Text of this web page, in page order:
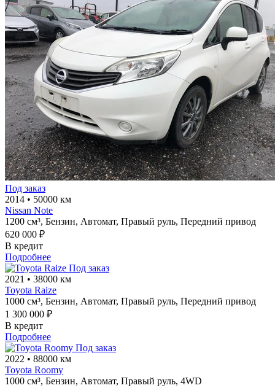
Под заказ
2014 • 50000 км
Nissan Note
1200 см³, Бензин, Автомат, Правый руль, Передний привод
620 000 ₽
В кредит
Подробнее
Под заказ
2021 • 38000 км
Toyota Raize
1000 см³, Бензин, Автомат, Правый руль, Передний привод
1 300 000 ₽
В кредит
Подробнее
Под заказ
2022 • 88000 км
Toyota Roomy
1000 см³, Бензин, Автомат, Правый руль, 4WD